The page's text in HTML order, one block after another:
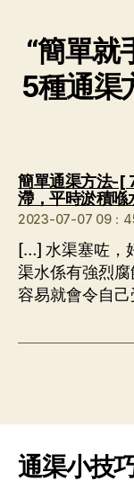
“簡單就
5種通渠
簡單通渠方法-[
滯，平時淤積喺
2023-07-07 09：
[…] 水渠塞咗，
渠水係有強烈
容易就會令自
通渠小技